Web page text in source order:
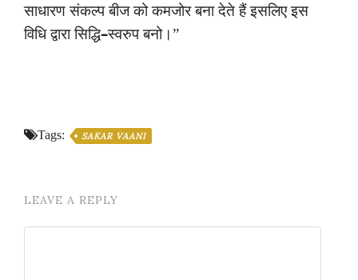
साधारण संकल्प बीज को कमजोर बना देते हैं इसलिए इस
विधि द्वारा सिद्धि–स्वरुप बनो।”
Tags: SAKAR VAANI
LEAVE A REPLY